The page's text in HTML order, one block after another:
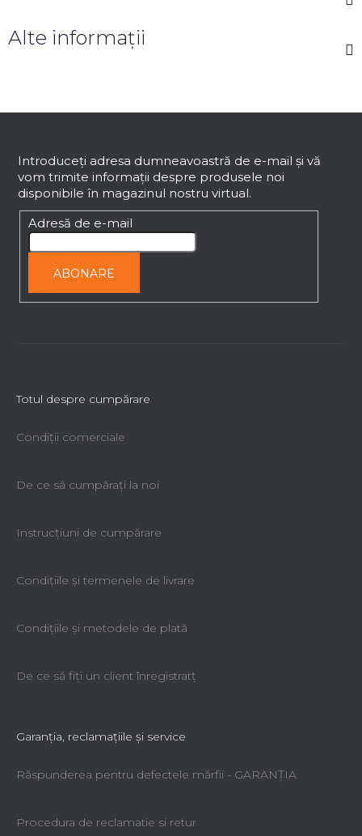
Alte informații
Introduceţi adresa dumneavoastră de e-mail şi vă
vom trimite informaţii despre produsele noi
disponibile în magazinul nostru virtual.
Adresă de e-mail
ABONARE
Totul despre cumpărare
Condiții comerciale
De ce să cumpăraţi la noi
Instrucțiuni de cumpărare
Condiţiile şi termenele de livrare
Condiţiile şi metodele de plată
De ce să fiţi un client înregistratţ
Garanţia, reclamaţiile şi service
Răspunderea pentru defectele mărfii - GARANŢIA
Procedura de reclamatie si retur